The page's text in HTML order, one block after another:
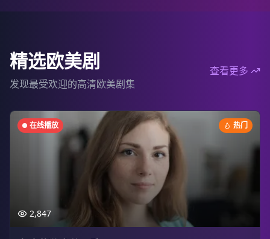
精选欧美剧
发现最受欢迎的高清欧美剧集
查看更多
在线播放 热门
2,847